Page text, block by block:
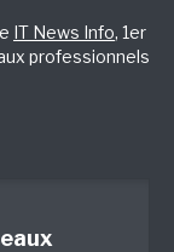
IT News Info, 1er
professionnels